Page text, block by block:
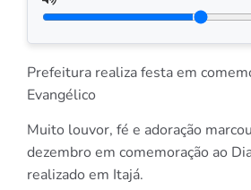
Prefeitura realiza festa em
Evangélico
Muito louvor, fé e adoração
dezembro em comemoração ao
realizado em Itajá.